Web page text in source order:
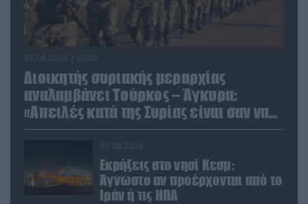
Διοικητής συριακής μεραρχίας
αναλαμβάνει Τούρκος – Άγκυρα:
«Απειλές κατά της Συρίας είναι σαν να
απειλούν εμάς»
Εκρήξεις στο νησί Κεσμ:
Άγνωστο αν προέρχονται από το
Ιράν ή τις ΗΠΑ